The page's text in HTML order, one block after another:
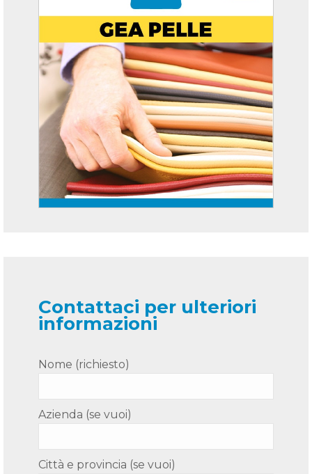
Contattaci per ulteriori
informazioni
Nome (richiesto)
Azienda (se vuoi)
Città e provincia (se vuoi)